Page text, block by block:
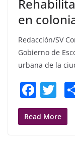
en
Redacción/SV
Gobierno de
urbana de la
F
a
c
T
w
itt
Read More